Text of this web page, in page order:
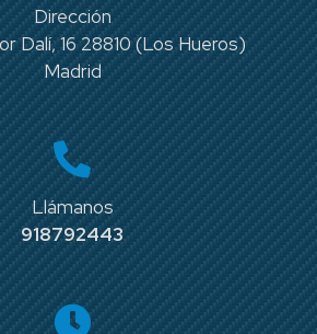
Dirección
Dalí, 16 28810 (Los Hueros)
Madrid
Llámanos
918792443